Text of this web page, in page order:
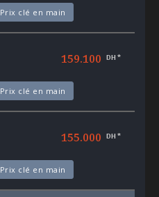
Prix clé en main
159.100 DH *
Prix clé en main
155.000 DH *
Prix clé en main